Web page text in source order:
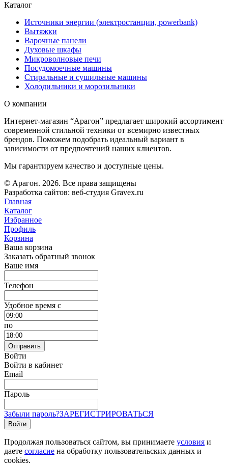
Каталог
Источники энергии (электростанции, powerbank)
Вытяжки
Варочные панели
Духовые шкафы
Микроволновые печи
Посудомоечные машины
Стиральные и сушильные машины
Холодильники и морозильники
О компании
Интернет-магазин “Арагон” предлагает широкий ассортимент
современной стильной техники от всемирно известных
брендов. Поможем подобрать идеальный вариант в
зависимости от предпочтений наших клиентов.
Мы гарантируем качество и доступные цены.
© Арагон. 2026. Все права защищены
Разработка сайтов: веб-студия Gravex.ru
Главная
Каталог
Избранное
Профиль
Корзина
Ваша корзина
Заказать обратный звонок
Ваше имя
Телефон
Удобное время c
по
Отправить
Войти
Войти в кабинет
Email
Пароль
Забыли пароль?ЗАРЕГИСТРИРОВАТЬСЯ
Войти
Продолжая пользоваться сайтом, вы принимаете условия и
даете согласие на обработку пользовательских данных и
cookies.